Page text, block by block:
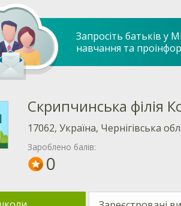
Запросіть батьків у
навчання та
Скрипчинська філія
17062, Україна, Чернігівська
Зароблено балів:
0